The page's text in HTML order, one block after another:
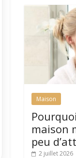
Maison
maison
peu
2 juillet 2026